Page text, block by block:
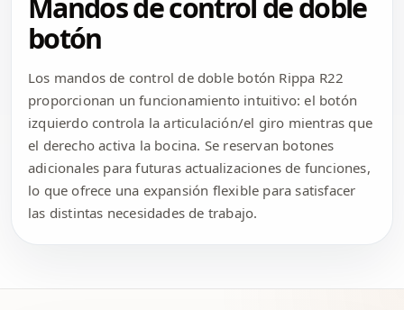
Mandos de control de doble
botón
Los mandos de control de doble botón Rippa R22
proporcionan un funcionamiento intuitivo: el botón
izquierdo controla la articulación/el giro mientras que
el derecho activa la bocina. Se reservan botones
adicionales para futuras actualizaciones de funciones,
lo que ofrece una expansión flexible para satisfacer
las distintas necesidades de trabajo.